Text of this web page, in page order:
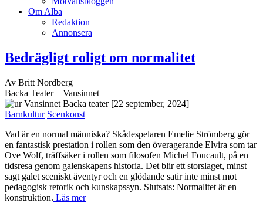
Om Alba
Redaktion
Annonsera
Bedrägligt roligt om normalitet
Av Britt Nordberg
Backa Teater – Vansinnet
[22 september, 2024]
Barnkultur Scenkonst
Vad är en normal människa? Skådespelaren Emelie Strömberg gör
en fantastisk prestation i rollen som den överagerande Elvira som tar
Ove Wolf, träffsäker i rollen som filosofen Michel Foucault, på en
tidsresa genom galenskapens historia. Det blir ett storslaget, minst
sagt galet sceniskt äventyr och en glödande satir inte minst mot
pedagogisk retorik och kunskapssyn. Slutsats: Normalitet är en
konstruktion. Läs mer